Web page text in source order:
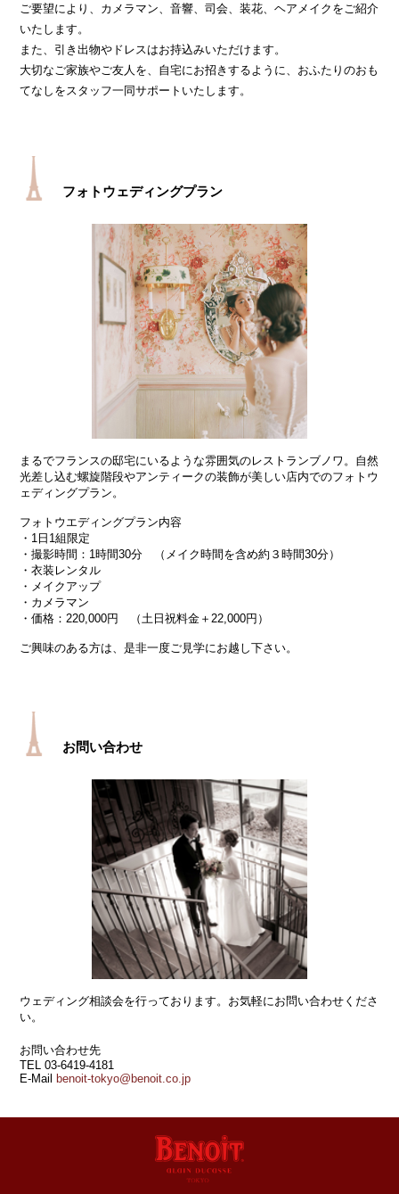
ご要望により、カメラマン、音響、司会、装花、ヘアメイクをご紹介
いたします。
また、引き出物やドレスはお持込みいただけます。
大切なご家族やご友人を、自宅にお招きするように、おふたりのおも
てなしをスタッフ一同サポートいたします。
フォトウェディングプラン
まるでフランスの邸宅にいるような雰囲気のレストランブノワ。自然
光差し込む螺旋階段やアンティークの装飾が美しい店内でのフォトウ
ェディングプラン。
フォトウエディングプラン内容
・1日1組限定
・撮影時間：1時間30分 （メイク時間を含め約３時間30分）
・衣装レンタル
・メイクアップ
・カメラマン
・価格：220,000円 （土日祝料金＋22,000円）
ご興味のある方は、是非一度ご見学にお越し下さい。
お問い合わせ
ウェディング相談会を行っております。お気軽にお問い合わせくださ
い。
お問い合わせ先
TEL 03-6419-4181
E‐Mail
benoit-tokyo@benoit.co.jp